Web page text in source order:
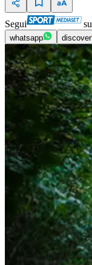
Segui su
whatsapp discover